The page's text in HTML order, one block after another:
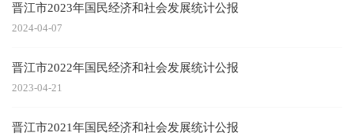
晋江市2023年国民经济和社会发展统计公报
2024-04-07
晋江市2022年国民经济和社会发展统计公报
2023-04-21
晋江市2021年国民经济和社会发展统计公报